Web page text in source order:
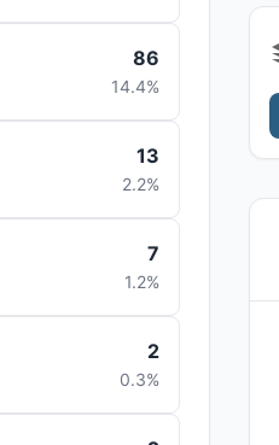
86
14.4%
13
2.2%
7
1.2%
2
0.3%